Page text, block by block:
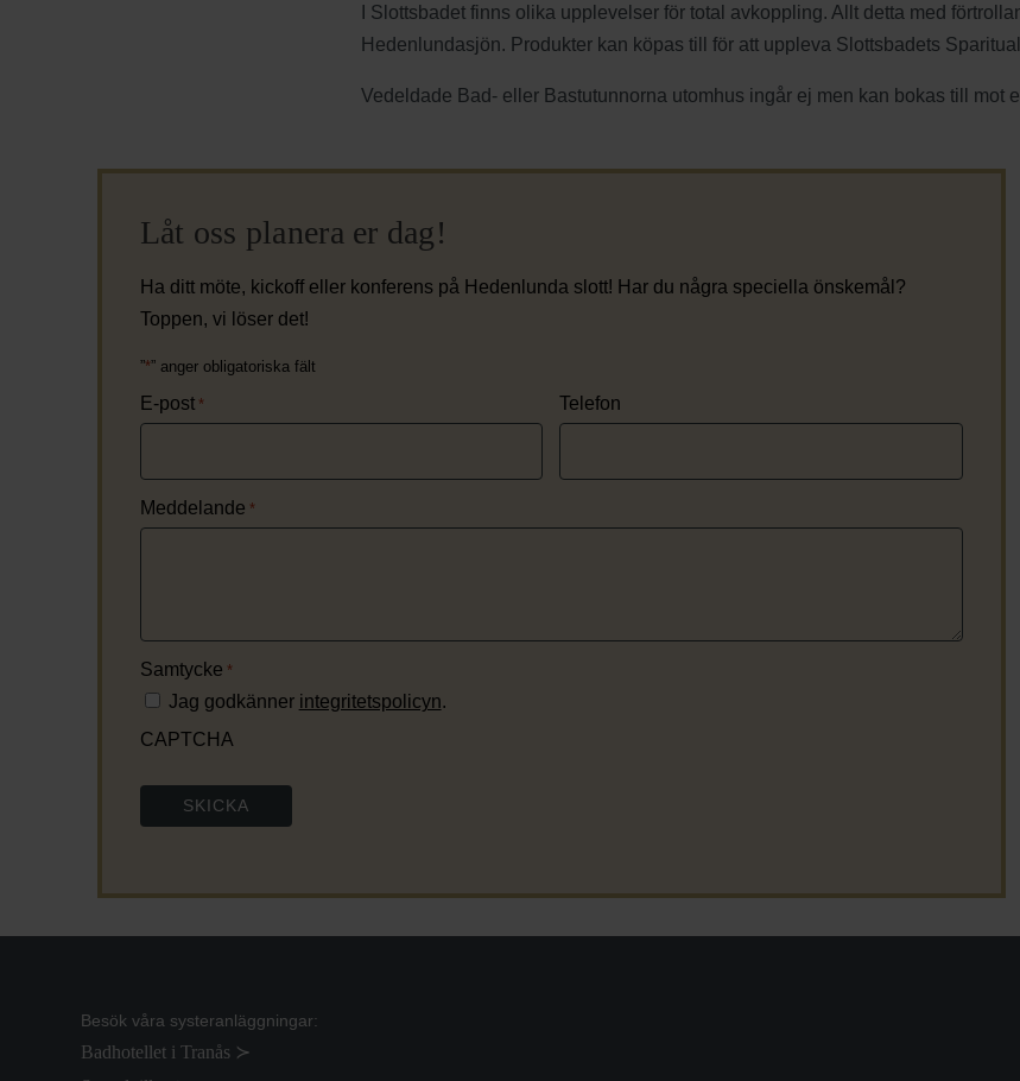
I Slottsbadet finns olika upplevelser för total avkoppling. Allt detta med
Hedenlundasjön. Produkter kan köpas till för att uppleva Slottsbadets
Vedeldade Bad- eller Bastutunnorna utomhus ingår ej men kan bokas till mot
Låt oss planera er dag!
Ha ditt möte, kickoff eller konferens på Hedenlunda slott! Har du några speciella önskemål?
Toppen, vi löser det!
”*” anger obligatoriska fält
E-post * Telefon
Meddelande *
Samtycke *
Jag godkänner integritetspolicyn.
CAPTCHA
Besök våra systeranläggningar:
Badhotellet i Tranås ≻